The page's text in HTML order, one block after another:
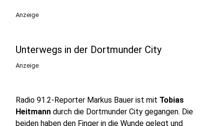
Anzeige
Unterwegs in der Dortmunder City
Anzeige
Radio 91.2-Reporter Markus Bauer ist mit Tobias
Heitmann durch die Dortmunder City gegangen. Die
beiden haben den Finger in die Wunde gelegt und